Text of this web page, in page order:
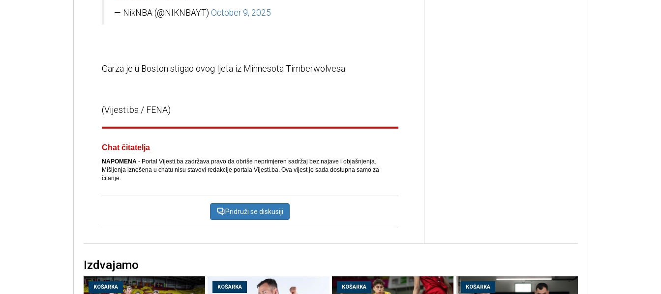
— NikNBA (@NIKNBAYT) October 9, 2025
Garza je u Boston stigao ovog ljeta iz Minnesota Timberwolvesa.
(Vijesti.ba / FENA)
Chat čitatelja
NAPOMENA- Portal Vijesti.ba zadržava pravo da obriše neprimjeren sadržaj bez najave i objašnjenja.
Mišljenja iznešena u chatu nisu stavovi redakcije portala Vijesti.ba. Ova vijest je sada dostupna samo za
čitanje.
Pridruži se diskusiji
Izdvajamo
KOŠARKA KOŠARKA KOŠARKA KOŠARKA